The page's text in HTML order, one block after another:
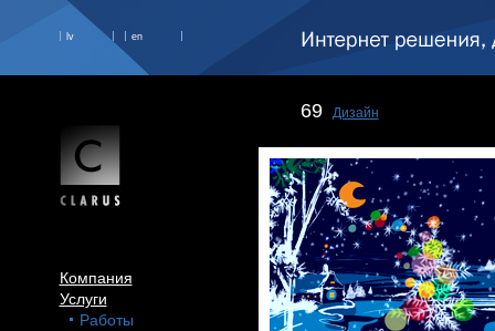
lv en
Компания
Услуги
Работы
69 Дизайн